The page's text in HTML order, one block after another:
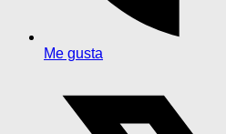
Me gusta